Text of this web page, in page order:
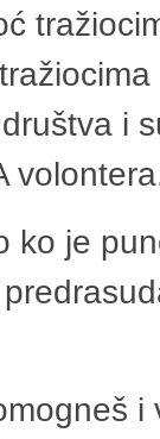
i
ko je